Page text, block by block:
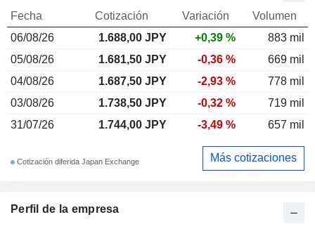
Perfil de la empresa
Fecha Cotización Variación
Volumen
06/08/26
1.688,00 JPY +0,39 %
883 mil
05/08/26
1.681,50 JPY -0,36 %
669 mil
04/08/26
1.687,50 JPY -2,93 %
778 mil
03/08/26
1.738,50 JPY -0,32 %
719 mil
31/07/26
1.744,00 JPY -3,49 % 657 mil
Cotización diferida Japan Exchange Más cotizaciones